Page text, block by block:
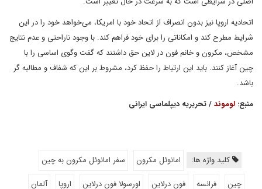
اتحادیه اروپا نیز بدون انصراف از اتحاد خود با امریکا، می‌خواهد خود را در این
شرایط مطرح کند و امکاناتی را برای خود فراهم ‌کند. با وجود ناراحتی و عدم نتایج
مشخص، مکرون و خانم فون در لاین حق داشتند که گفت وگوی اساسی را با
چین آغاز کنند. باید این ارتباط را حفظ کرد، مشروط بر این که شفاف و مطالبه گر
باشد.
منبع: لوموند/ تحریریه دیپلماسی ایرانی
کلید واژه ها: امانوئل مکرون
سفر امانوئل مکرون به چین
چین
فرانسه فون درلاین اورسولا فون درلاین اروپا
آلمان